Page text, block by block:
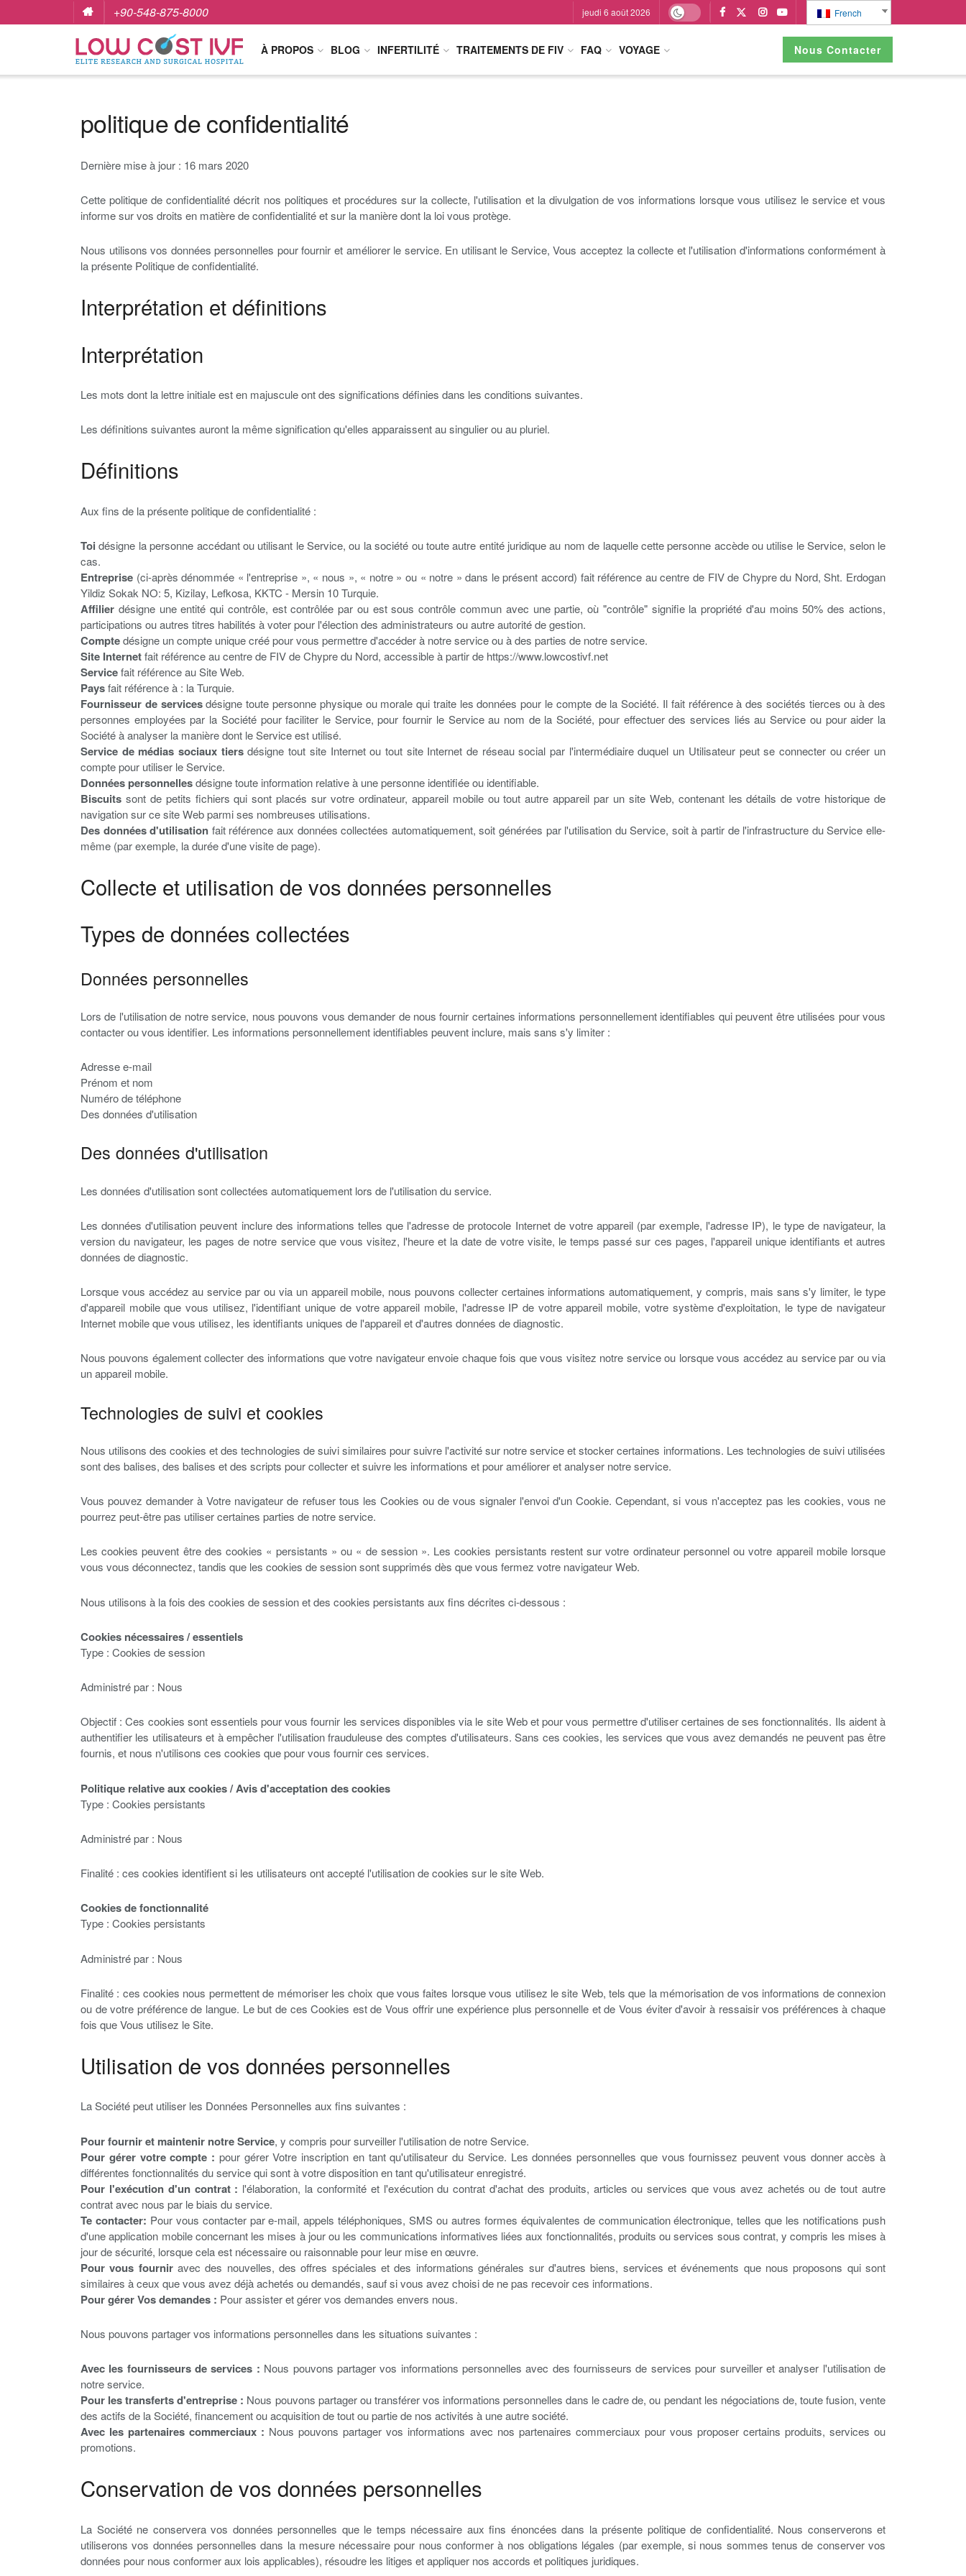
+90-548-875-8000 jeudi 6 août 2026 French
À PROPOS BLOG INFERTILITÉ TRAITEMENTS DE FIV FAQ VOYAGE Nous Contacter
politique de confidentialité
Dernière mise à jour : 16 mars 2020
Cette politique de confidentialité décrit nos politiques et procédures sur la collecte, l'utilisation et la divulgation de vos informations lorsque vous utilisez le service et vous
informe sur vos droits en matière de confidentialité et sur la manière dont la loi vous protège.
Nous utilisons vos données personnelles pour fournir et améliorer le service. En utilisant le Service, Vous acceptez la collecte et l'utilisation d'informations conformément à
la présente Politique de confidentialité.
Interprétation et définitions
Interprétation
Les mots dont la lettre initiale est en majuscule ont des significations définies dans les conditions suivantes.
Les définitions suivantes auront la même signification qu'elles apparaissent au singulier ou au pluriel.
Définitions
Aux fins de la présente politique de confidentialité :
Toi désigne la personne accédant ou utilisant le Service, ou la société ou toute autre entité juridique au nom de laquelle cette personne accède ou utilise le Service, selon le
cas.
Entreprise (ci-après dénommée « l'entreprise », « nous », « notre » ou « notre » dans le présent accord) fait référence au centre de FIV de Chypre du Nord, Sht. Erdogan
Yildiz Sokak NO: 5, Kizilay, Lefkosa, KKTC - Mersin 10 Turquie.
Affilier désigne une entité qui contrôle, est contrôlée par ou est sous contrôle commun avec une partie, où "contrôle" signifie la propriété d'au moins 50% des actions,
participations ou autres titres habilités à voter pour l'élection des administrateurs ou autre autorité de gestion.
Comptedésigne un compte unique créé pour vous permettre d'accéder à notre service ou à des parties de notre service.
Site Internetfait référence au centre de FIV de Chypre du Nord, accessible à partir de https://www.lowcostivf.net
Servicefait référence au Site Web.
Paysfait référence à : la Turquie.
Fournisseur de servicesdésigne toute personne physique ou morale qui traite les données pour le compte de la Société. Il fait référence à des sociétés tierces ou à des
personnes employées par la Société pour faciliter le Service, pour fournir le Service au nom de la Société, pour effectuer des services liés au Service ou pour aider la
Société à analyser la manière dont le Service est utilisé.
Service de médias sociaux tiersdésigne tout site Internet ou tout site Internet de réseau social par l'intermédiaire duquel un Utilisateur peut se connecter ou créer un
compte pour utiliser le Service.
Données personnellesdésigne toute information relative à une personne identifiée ou identifiable.
Biscuits sont de petits fichiers qui sont placés sur votre ordinateur, appareil mobile ou tout autre appareil par un site Web, contenant les détails de votre historique de
navigation sur ce site Web parmi ses nombreuses utilisations.
Des données d'utilisation fait référence aux données collectées automatiquement, soit générées par l'utilisation du Service, soit à partir de l'infrastructure du Service elle-
même (par exemple, la durée d'une visite de page).
Collecte et utilisation de vos données personnelles
Types de données collectées
Données personnelles
Lors de l'utilisation de notre service, nous pouvons vous demander de nous fournir certaines informations personnellement identifiables qui peuvent être utilisées pour vous
contacter ou vous identifier. Les informations personnellement identifiables peuvent inclure, mais sans s'y limiter :
Adresse e-mail
Prénom et nom
Numéro de téléphone
Des données d'utilisation
Des données d'utilisation
Les données d'utilisation sont collectées automatiquement lors de l'utilisation du service.
Les données d'utilisation peuvent inclure des informations telles que l'adresse de protocole Internet de votre appareil (par exemple, l'adresse IP), le type de navigateur, la
version du navigateur, les pages de notre service que vous visitez, l'heure et la date de votre visite, le temps passé sur ces pages, l'appareil unique identifiants et autres
données de diagnostic.
Lorsque vous accédez au service par ou via un appareil mobile, nous pouvons collecter certaines informations automatiquement, y compris, mais sans s'y limiter, le type
d'appareil mobile que vous utilisez, l'identifiant unique de votre appareil mobile, l'adresse IP de votre appareil mobile, votre système d'exploitation, le type de navigateur
Internet mobile que vous utilisez, les identifiants uniques de l'appareil et d'autres données de diagnostic.
Nous pouvons également collecter des informations que votre navigateur envoie chaque fois que vous visitez notre service ou lorsque vous accédez au service par ou via
un appareil mobile.
Technologies de suivi et cookies
Nous utilisons des cookies et des technologies de suivi similaires pour suivre l'activité sur notre service et stocker certaines informations. Les technologies de suivi utilisées
sont des balises, des balises et des scripts pour collecter et suivre les informations et pour améliorer et analyser notre service.
Vous pouvez demander à Votre navigateur de refuser tous les Cookies ou de vous signaler l'envoi d'un Cookie. Cependant, si vous n'acceptez pas les cookies, vous ne
pourrez peut-être pas utiliser certaines parties de notre service.
Les cookies peuvent être des cookies « persistants » ou « de session ». Les cookies persistants restent sur votre ordinateur personnel ou votre appareil mobile lorsque
vous vous déconnectez, tandis que les cookies de session sont supprimés dès que vous fermez votre navigateur Web.
Nous utilisons à la fois des cookies de session et des cookies persistants aux fins décrites ci-dessous :
Cookies nécessaires / essentiels
Type : Cookies de session
Administré par : Nous
Objectif : Ces cookies sont essentiels pour vous fournir les services disponibles via le site Web et pour vous permettre d'utiliser certaines de ses fonctionnalités. Ils aident à
authentifier les utilisateurs et à empêcher l'utilisation frauduleuse des comptes d'utilisateurs. Sans ces cookies, les services que vous avez demandés ne peuvent pas être
fournis, et nous n'utilisons ces cookies que pour vous fournir ces services.
Politique relative aux cookies / Avis d'acceptation des cookies
Type : Cookies persistants
Administré par : Nous
Finalité : ces cookies identifient si les utilisateurs ont accepté l'utilisation de cookies sur le site Web.
Cookies de fonctionnalité
Type : Cookies persistants
Administré par : Nous
Finalité : ces cookies nous permettent de mémoriser les choix que vous faites lorsque vous utilisez le site Web, tels que la mémorisation de vos informations de connexion
ou de votre préférence de langue. Le but de ces Cookies est de Vous offrir une expérience plus personnelle et de Vous éviter d'avoir à ressaisir vos préférences à chaque
fois que Vous utilisez le Site.
Utilisation de vos données personnelles
La Société peut utiliser les Données Personnelles aux fins suivantes :
Pour fournir et maintenir notre Service, y compris pour surveiller l'utilisation de notre Service.
Pour gérer votre compte : pour gérer Votre inscription en tant qu'utilisateur du Service. Les données personnelles que vous fournissez peuvent vous donner accès à
différentes fonctionnalités du service qui sont à votre disposition en tant qu'utilisateur enregistré.
Pour l'exécution d'un contrat : l'élaboration, la conformité et l'exécution du contrat d'achat des produits, articles ou services que vous avez achetés ou de tout autre
contrat avec nous par le biais du service.
Te contacter: Pour vous contacter par e-mail, appels téléphoniques, SMS ou autres formes équivalentes de communication électronique, telles que les notifications push
d'une application mobile concernant les mises à jour ou les communications informatives liées aux fonctionnalités, produits ou services sous contrat, y compris les mises à
jour de sécurité, lorsque cela est nécessaire ou raisonnable pour leur mise en œuvre.
Pour vous fourniravec des nouvelles, des offres spéciales et des informations générales sur d'autres biens, services et événements que nous proposons qui sont
similaires à ceux que vous avez déjà achetés ou demandés, sauf si vous avez choisi de ne pas recevoir ces informations.
Pour gérer Vos demandes : Pour assister et gérer vos demandes envers nous.
Nous pouvons partager vos informations personnelles dans les situations suivantes :
Avec les fournisseurs de services : Nous pouvons partager vos informations personnelles avec des fournisseurs de services pour surveiller et analyser l'utilisation de
notre service.
Pour les transferts d'entreprise : Nous pouvons partager ou transférer vos informations personnelles dans le cadre de, ou pendant les négociations de, toute fusion, vente
des actifs de la Société, financement ou acquisition de tout ou partie de nos activités à une autre société.
Avec les partenaires commerciaux : Nous pouvons partager vos informations avec nos partenaires commerciaux pour vous proposer certains produits, services ou
promotions.
Conservation de vos données personnelles
La Société ne conservera vos données personnelles que le temps nécessaire aux fins énoncées dans la présente politique de confidentialité. Nous conserverons et
utiliserons vos données personnelles dans la mesure nécessaire pour nous conformer à nos obligations légales (par exemple, si nous sommes tenus de conserver vos
données pour nous conformer aux lois applicables), résoudre les litiges et appliquer nos accords et politiques juridiques.